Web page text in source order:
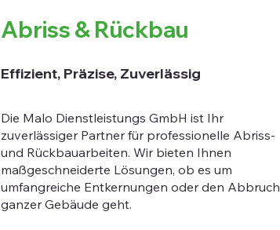
Abriss & Rückbau
Effizient, Präzise, Zuverlässig
Die Malo Dienstleistungs GmbH ist Ihr
zuverlässiger Partner für professionelle Abriss-
und Rückbauarbeiten. Wir bieten Ihnen
maßgeschneiderte Lösungen, ob es um
umfangreiche Entkernungen oder den Abbruch
ganzer Gebäude geht.